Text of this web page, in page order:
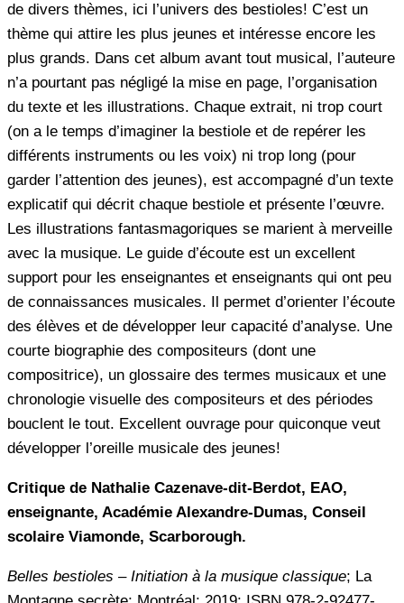
de divers thèmes, ici l’univers des bestioles! C’est un
thème qui attire les plus jeunes et intéresse encore les
plus grands. Dans cet album avant tout musical, l’auteure
n’a pourtant pas négligé la mise en page, l’organisation
du texte et les illustrations. Chaque extrait, ni trop court
(on a le temps d’imaginer la bestiole et de repérer les
différents instruments ou les voix) ni trop long (pour
garder l’attention des jeunes), est accompagné d’un texte
explicatif qui décrit chaque bestiole et présente l’œuvre.
Les illustrations fantasmagoriques se marient à merveille
avec la musique. Le guide d’écoute est un excellent
support pour les enseignantes et enseignants qui ont peu
de connaissances musicales. Il permet d’orienter l’écoute
des élèves et de développer leur capacité d’analyse. Une
courte biographie des compositeurs (dont une
compositrice), un glossaire des termes musicaux et une
chronologie visuelle des compositeurs et des périodes
bouclent le tout. Excellent ouvrage pour quiconque veut
développer l’oreille musicale des jeunes!
Critique de Nathalie Cazenave-dit-Berdot, EAO,
enseignante, Académie Alexandre-Dumas, Conseil
scolaire Viamonde, Scarborough.
Belles bestioles – Initiation à la musique classique; La